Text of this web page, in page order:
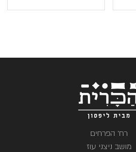
רח' הפרחים
מושב ניצני עוז